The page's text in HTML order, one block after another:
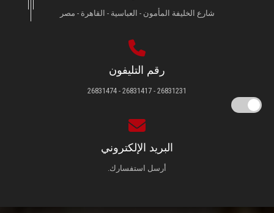
شارع الخليفة المأمون - العباسية - القاهرة - مصر
رقم التليفون
26831231 - 26831417 - 26831474
البريد الإلكتروني
أرسل استفسارك.